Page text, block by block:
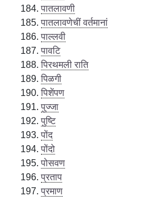
पातलावणी
पातलावणेचीं वर्तमानां
पाल्लवी
पावटि
पिरथमली राति
पिळगी
पिशेंपण
पुज्जा
पुष्टि
पोंद
पोंदो
पोसवण
प्रताप
प्रमाण